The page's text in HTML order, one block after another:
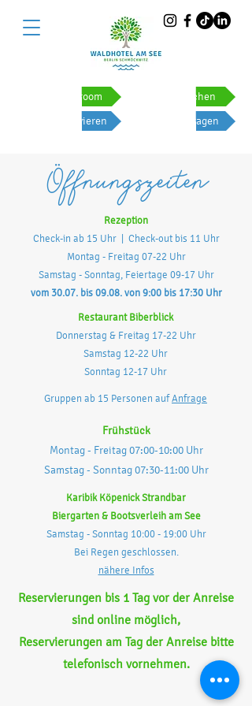
Tisch reservieren
Reserve a room
Event buchen
Event anfragen
Öffnungszeiten
Rezeption
Check-in ab 15 Uhr| Check-out bis 11 Uhr
Montag - Freitag 07-22 Uhr
Samstag - Sonntag, Feiertage 09-17 Uhr
vom 30.07. bis 09.08. von 9:00 bis 17:30 Uhr
Restaurant Biberblick
Donnerstag & Freitag 17-22 Uhr
Samstag 12-22 Uhr
Sonntag 12-17 Uhr
Gruppen ab 15 Personen aufAnfrage
Frühstück
Montag - Freitag 07:00-10:00 Uhr
Samstag - Sonntag 07:30-11:00 Uhr
Karibik Köpenick Strandbar
Biergarten & Bootsverleih am See
Samstag - Sonntag 10:00 - 19:00 Uhr
Bei Regen geschlossen.
nähere Infos
Reservierungen bis 1 Tag vor der Anreise
sind online möglich,
Reservierungen am Tag der Anreise bitte
telefonisch vornehmen.